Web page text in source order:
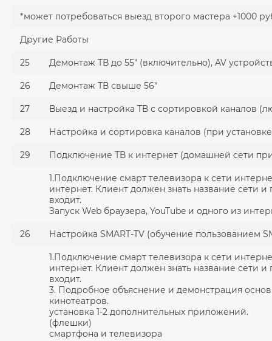
*может потребоваться выезд второго мастера +1000
Другие Работы
25 Демонтаж ТВ до 55" (включительно), AV
26 Демонтаж ТВ свыше 56"
27 Выезд и настройка ТВ с сортировкой каналов
28 Настройка и сортировка каналов (при
29 Подключение ТВ к интернет (домашней сети
1.Подключение смарт телевизора к сети
интернет. Клиент должен знать название сети
входит.
Запуск Web браузера, YouTube и одного из
26 Настройка SMART-TV (обучение пользованием
1.Подключение смарт телевизора к сети
интернет. Клиент должен знать название сети
3. Подробное объяснение и демонстрация
кинотеатров. 4.
установка 1-2
(флешки) 6. При
смартфона и телевизора